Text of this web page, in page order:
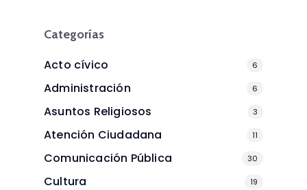
Categorías
Acto cívico 6
Administración 6
Asuntos Religiosos 3
Atención Ciudadana 11
Comunicación Pública 30
Cultura 19